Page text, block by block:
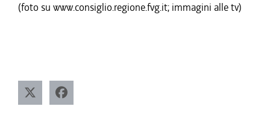
(foto su www.consiglio.regione.fvg.it; immagini alle tv)